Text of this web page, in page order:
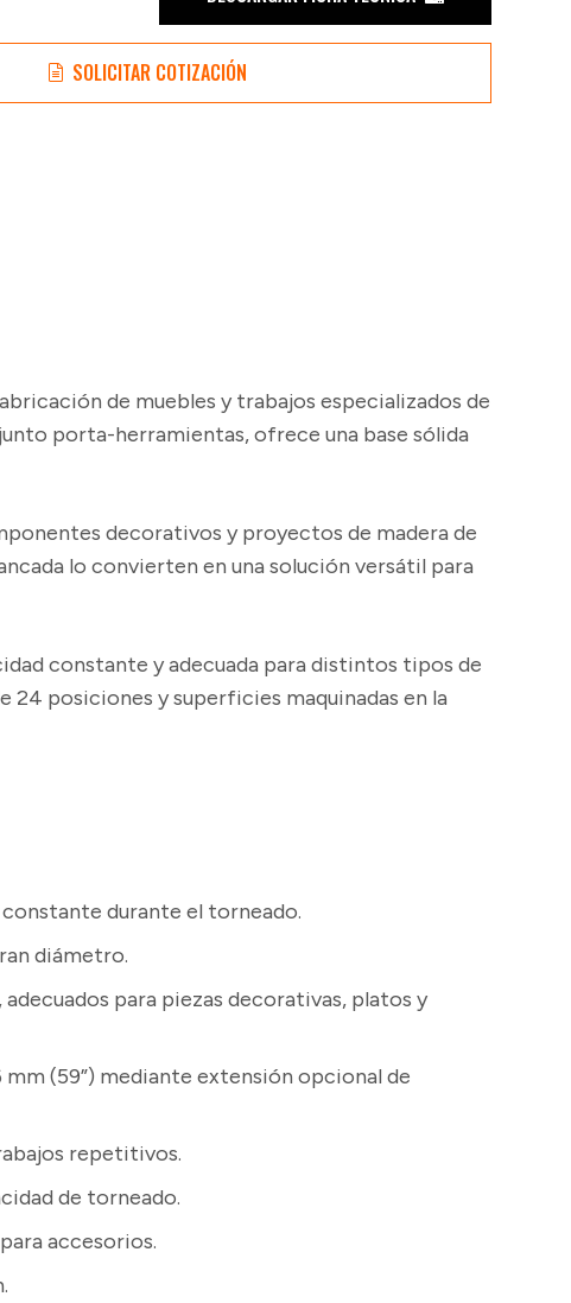
SOLICITAR COTIZACIÓN
de muebles y trabajos especializados de
porta-herramientas, ofrece una base sólida
decorativos y proyectos de madera de
lo convierten en una solución versátil para
constante y adecuada para distintos tipos de
24 posiciones y superficies maquinadas en la
durante el torneado.
diámetro.
para piezas decorativas, platos y
mm (59”) mediante extensión opcional de
repetitivos.
de torneado.
accesorios.